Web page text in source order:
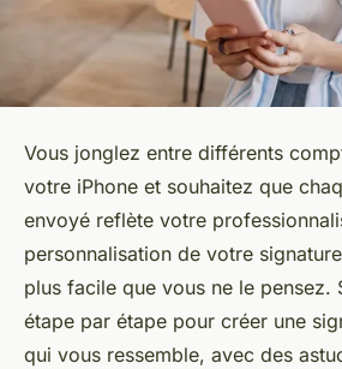
Vous jonglez entre différents
votre iPhone et souhaitez que
envoyé reflète votre
personnalisation de votre
plus facile que vous ne le pensez.
étape par étape pour créer une
qui vous ressemble, avec des